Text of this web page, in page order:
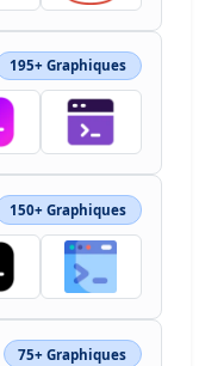
0 0
0 0 1
6.46 0 0 1
17.332
path>
4.167
1.63
195+ Graphiques
150+ Graphiques
75+ Graphiques